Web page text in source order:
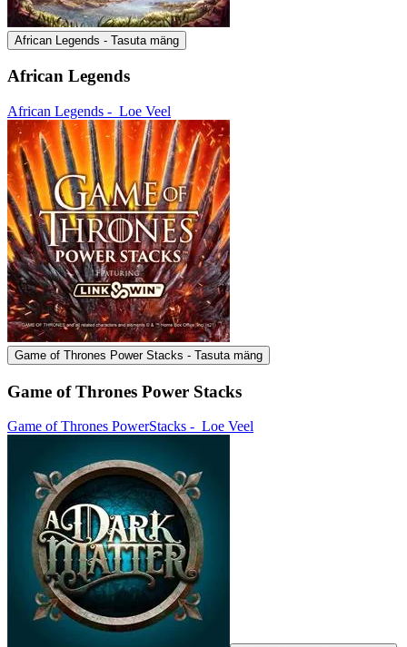
African Legends - Tasuta mäng
African Legends
African Legends - Loe Veel
Game of Thrones Power Stacks - Tasuta mäng
Game of Thrones Power Stacks
Game of Thrones PowerStacks - Loe Veel